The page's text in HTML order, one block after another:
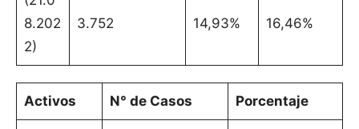
8.202
2)
3.752 14,93% 16,46%
Activos N° de Casos Porcentaje